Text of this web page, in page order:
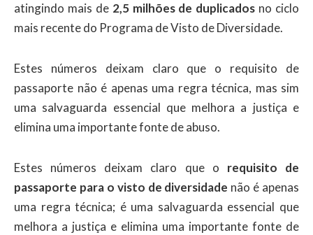
atingindo mais de2,5 milhões de duplicados no ciclo
mais recente do Programa de Visto de Diversidade.
Estes números deixam claro que o requisito de
passaporte não é apenas uma regra técnica, mas sim
uma salvaguarda essencial que melhora a justiça e
elimina uma importante fonte de abuso.
Estes números deixam claro que o requisito de
passaporte para o visto de diversidade não é apenas
uma regra técnica; é uma salvaguarda essencial que
melhora a justiça e elimina uma importante fonte de